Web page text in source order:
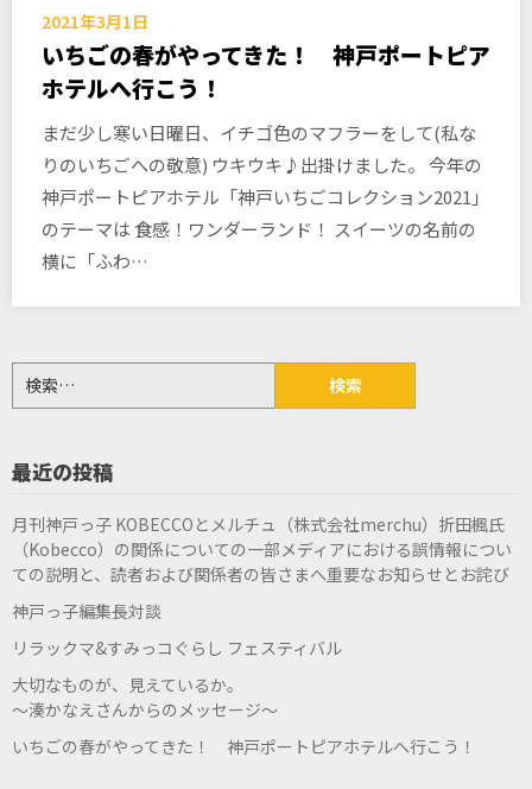
2021年3月1日
いちごの春がやってきた！ 神戸ポートピア
ホテルへ行こう！
まだ少し寒い日曜日、イチゴ色のマフラーをして(私な
りのいちごへの敬意) ウキウキ♪出掛けました。 今年の
神戸ポートピアホテル「神戸いちごコレクション2021」
のテーマは 食感！ワンダーランド！ スイーツの名前の
横に「ふわ…
索:
最近の投稿
月刊神戸っ子 KOBECCOとメルチュ（株式会社merchu）折田楓氏
（Kobecco）の関係についての一部メディアにおける誤情報につい
ての説明と、読者および関係者の皆さまへ重要なお知らせとお詫び
神戸っ子編集長対談
リラックマ&すみっコぐらし フェスティバル
大切なものが、見えているか。
～湊かなえさんからのメッセージ～
いちごの春がやってきた！ 神戸ポートピアホテルへ行こう！